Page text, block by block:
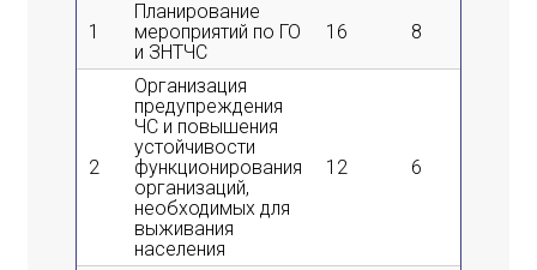
1
Планирование
мероприятий по ГО
и ЗНТЧС
16 8
2
Организация
предупреждения
ЧС и повышения
устойчивости
функционирования
организаций,
необходимых для
выживания
населения
12 6